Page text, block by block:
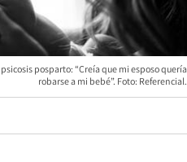
posparto: “Creía que mi esposo quería
robarse a mi bebé”. Foto: Referencial.